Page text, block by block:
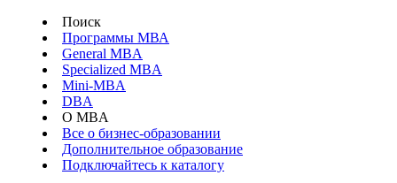
Поиск
Программы МВА
General MBA
Specialized MBA
Mini-MBA
DBA
О MBA
Все о бизнес-образовании
Дополнительное образование
Подключайтесь к каталогу